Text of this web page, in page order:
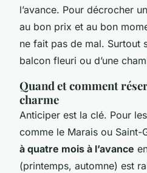
l’avance. Pour décrocher
au bon prix et au bon
ne fait pas de mal. Surtout
balcon fleuri ou d’une
Quand et comment
charme
Anticiper est la clé. Pour
comme le Marais ou Saint-
à quatre mois à l’avance
(printemps, automne) est